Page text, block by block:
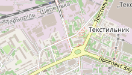
клієнта.
вам вирішити ваші